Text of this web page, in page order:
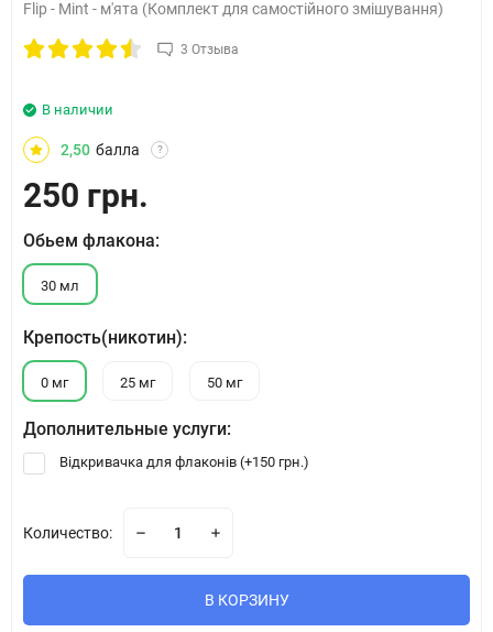
Flip - Mint - м'ята (Комплект для самостійного змішування)
3 Отзыва
В наличии
2,50 балла ?
250 грн.
Обьем флакона:
30 мл
Крепость(никотин):
0 мг 25 мг 50 мг
Дополнительные услуги:
Відкривачка для флаконів (+150 грн.)
Количество:
В КОРЗИНУ